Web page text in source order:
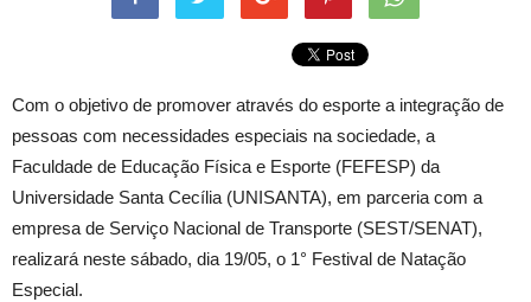
Com o objetivo de promover através do esporte a integração de
pessoas com necessidades especiais na sociedade, a
Faculdade de Educação Física e Esporte (FEFESP) da
Universidade Santa Cecília (UNISANTA), em parceria com a
empresa de Serviço Nacional de Transporte (SEST/SENAT),
realizará neste sábado, dia 19/05, o 1° Festival de Natação
Especial.